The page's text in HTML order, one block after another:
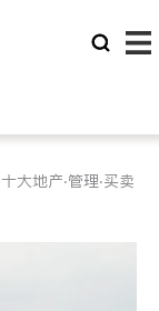
十大地产‧管理‧买卖